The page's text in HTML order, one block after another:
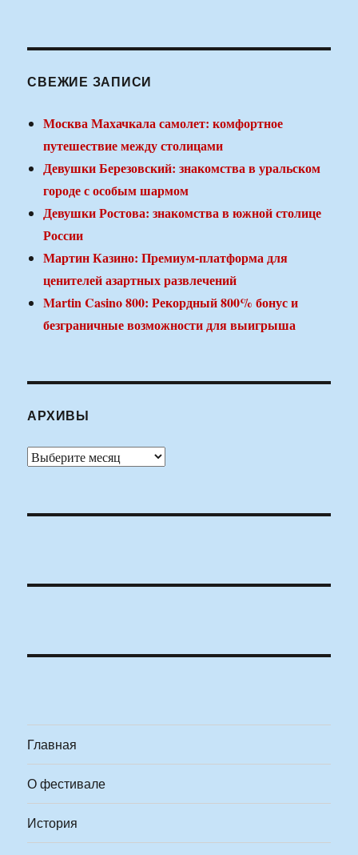
СВЕЖИЕ ЗАПИСИ
Москва Махачкала самолет: комфортное
путешествие между столицами
Девушки Березовский: знакомства в уральском
городе с особым шармом
Девушки Ростова: знакомства в южной столице
России
Мартин Казино: Премиум-платформа для
ценителей азартных развлечений
Martin Casino 800: Рекордный 800% бонус и
безграничные возможности для выигрыша
АРХИВЫ
Архивы
Главная
О фестивале
История